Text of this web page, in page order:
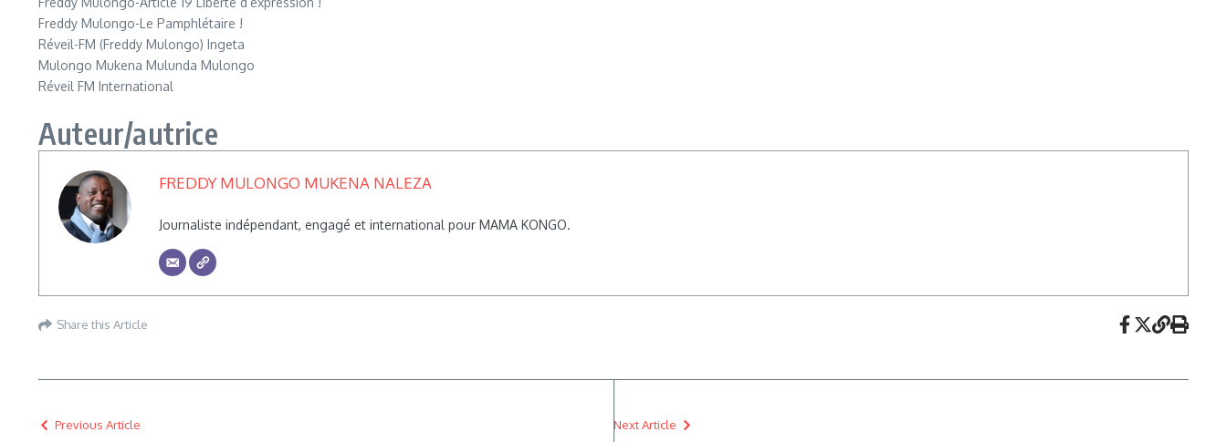
Freddy Mulongo-Le Pamphlétaire !
Réveil-FM (Freddy Mulongo) Ingeta
Mulongo Mukena Mulunda Mulongo
Réveil FM International
Auteur/autrice
FREDDY MULONGO MUKENA NALEZA
Journaliste indépendant, engagé et international pour MAMA KONGO.
Share this Article
Previous Article Next Article